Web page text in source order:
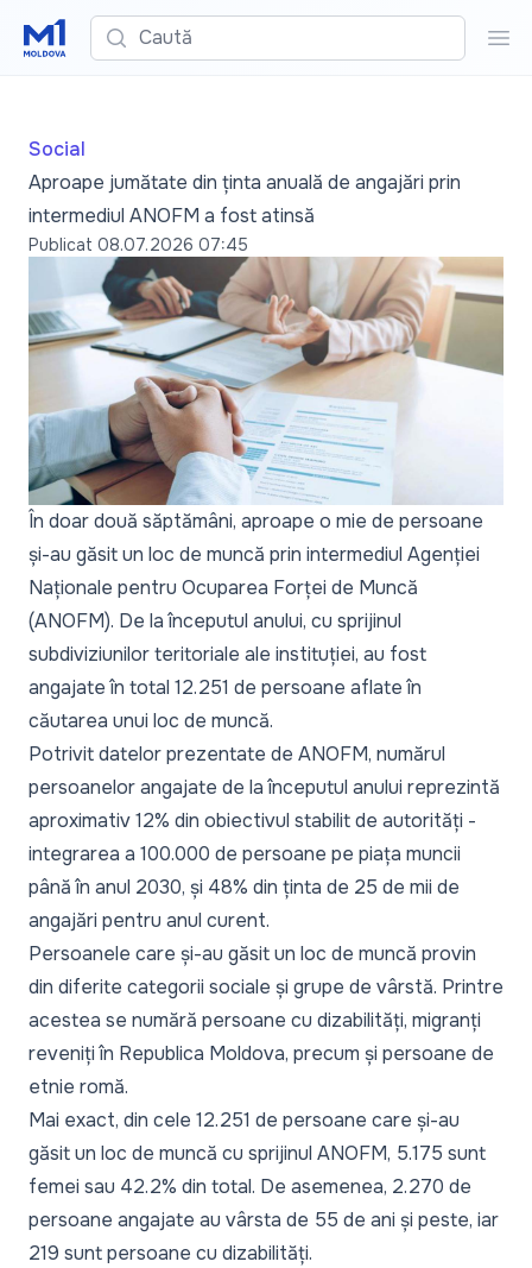
Caută
Social
Aproape jumătate din ținta anuală de angajări prin
intermediul ANOFM a fost atinsă
Publicat 08.07.2026 07:45
În doar două săptămâni, aproape o mie de persoane
și-au găsit un loc de muncă prin intermediul Agenției
Naționale pentru Ocuparea Forței de Muncă
(ANOFM). De la începutul anului, cu sprijinul
subdiviziunilor teritoriale ale instituției, au fost
angajate în total 12.251 de persoane aflate în
căutarea unui loc de muncă.
Potrivit datelor prezentate de ANOFM, numărul
persoanelor angajate de la începutul anului reprezintă
aproximativ 12% din obiectivul stabilit de autorități -
integrarea a 100.000 de persoane pe piața muncii
până în anul 2030, și 48% din ținta de 25 de mii de
angajări pentru anul curent.
Persoanele care și-au găsit un loc de muncă provin
din diferite categorii sociale și grupe de vârstă. Printre
acestea se numără persoane cu dizabilități, migranți
reveniți în Republica Moldova, precum și persoane de
etnie romă.
Mai exact, din cele 12.251 de persoane care și-au
găsit un loc de muncă cu sprijinul ANOFM, 5.175 sunt
femei sau 42.2% din total. De asemenea, 2.270 de
persoane angajate au vârsta de 55 de ani și peste, iar
219 sunt persoane cu dizabilități.